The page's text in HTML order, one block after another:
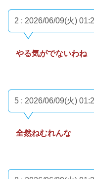
2 : 2026/06/09(火)
やる気がでないわね
5 : 2026/06/09(火)
全然ねむれんな